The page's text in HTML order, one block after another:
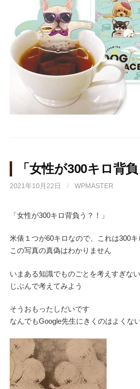
「女性が300キロ背負
2021年10月22日 / WPMASTER
「女性が300キロ背負う？！」
米俵１つが60キロなので、これは300
この写真の真偽はわかりません
いまある知識でものごとを考えすぎない
じぶんで考えてみよう
そうおもったしだいです
なんでもGoogle先生にきくのはよくな